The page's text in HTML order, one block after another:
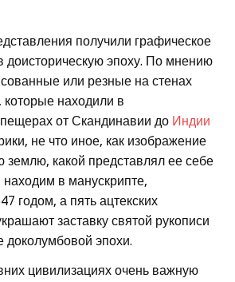
получили графическое
эпоху. По мнению
или резные на стенах
которые находили в
от Скандинавии до Индии
не что иное, как изображение
землю, какой представлял ее себе
в манускрипте,
годом, а пять ацтекских
заставку святой рукописи
эпохи.
цивилизациях очень важную